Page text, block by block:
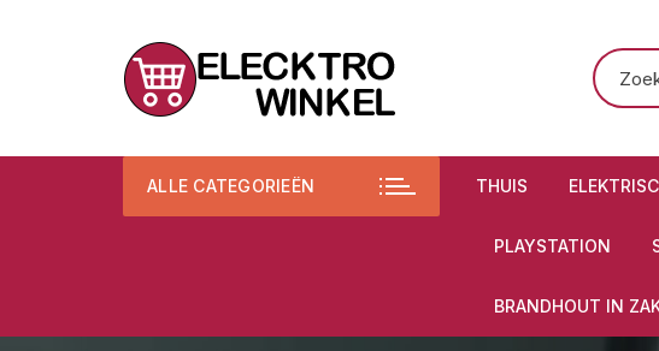
ALLE CATEGORIEËN THUIS
PLAYSTATION
BRANDHOUT IN